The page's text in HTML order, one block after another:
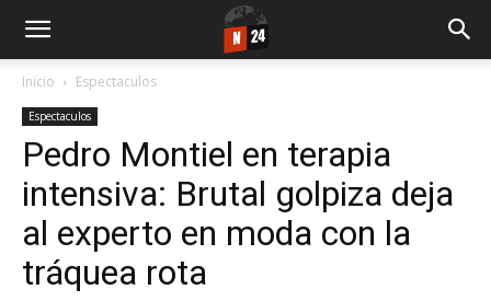
Inicio Espectaculos
Espectaculos
Pedro Montiel en terapia
intensiva: Brutal golpiza deja
al experto en moda con la
tráquea rota